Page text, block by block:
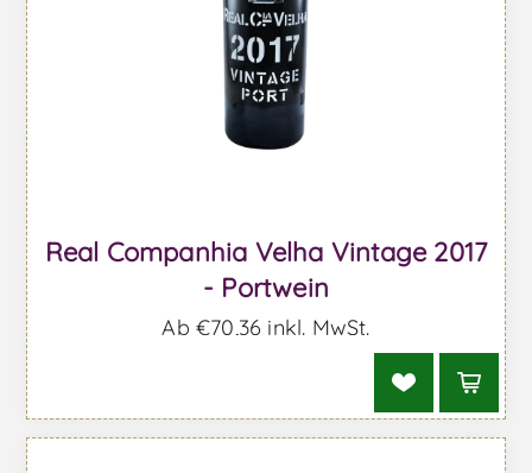
Real Companhia Velha Vintage 2017
- Portwein
Ab €70,36 inkl. MwSt.